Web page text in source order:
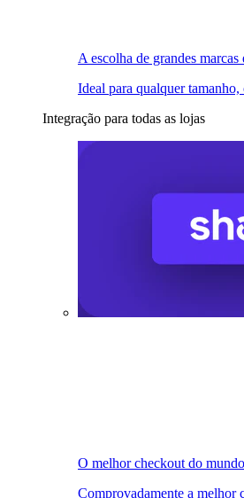
A escolha de grandes marcas
Ideal para qualquer
Integração para todas as lojas
O melhor checkout do mundo
Comprovadamente a melhor